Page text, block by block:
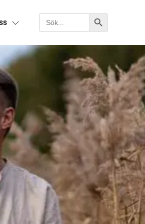
Sök efter: Sökknapp